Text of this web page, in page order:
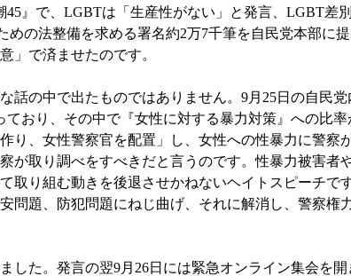
』で、LGBTは「生産性がない」と発言、LGBT差
の法整備を求める署名約2万7千筆を自民党本部に
」で済ませたのです。
の中で出たものではありません。9月25日の自民
おり、その中で『女性に対する暴力対策』への比
り、女性警察官を配置」し、女性への性暴力に警察
取り調べをすべきだと言うのです。性暴力被害者
り組む動きを後退させかねないヘイトスピーチで
題、防犯問題にねじ曲げ、それに解消し、警察権
た。発言の翌9月26日には緊急オンライン集会を